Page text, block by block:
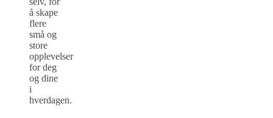
å skape
flere
små og
store
opplevelser
for deg
og dine
i
hverdagen.